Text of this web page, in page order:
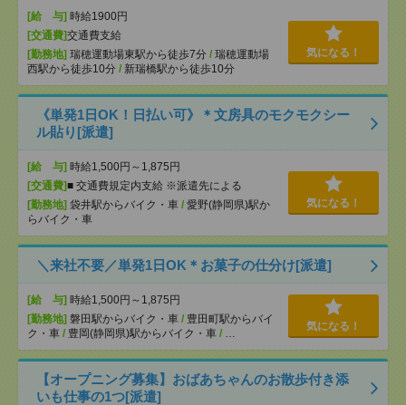
[給 与] 時給1900円
[交通費]交通費支給
[勤務地] 瑞穂運動場東駅から徒歩7分 / 瑞穂運動場
西駅から徒歩10分 / 新瑞橋駅から徒歩10分
気になる！
《単発1日OK！日払い可》＊文房具のモクモクシー
ル貼り[派遣]
[給 与] 時給1,500円～1,875円
[交通費]■ 交通費規定内支給 ※派遣先による
[勤務地] 袋井駅からバイク・車 / 愛野(静岡県)駅か
らバイク・車
気になる！
＼来社不要／単発1日OK＊お菓子の仕分け[派遣]
[給 与] 時給1,500円～1,875円
[勤務地] 磐田駅からバイク・車 / 豊田町駅からバイ
ク・車 / 豊岡(静岡県)駅からバイク・車 / …
気になる！
【オープニング募集】おばあちゃんのお散歩付き添
いも仕事の1つ[派遣]